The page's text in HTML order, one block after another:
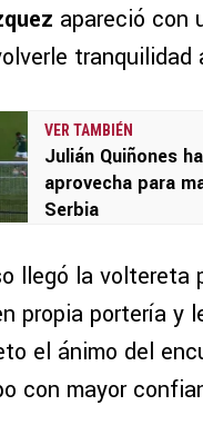
apareció con
VER TAMBIÉN
Julián Quiñones
aprovecha para
Serbia
llegó la voltereta
propia portería y
el ánimo del
con mayor